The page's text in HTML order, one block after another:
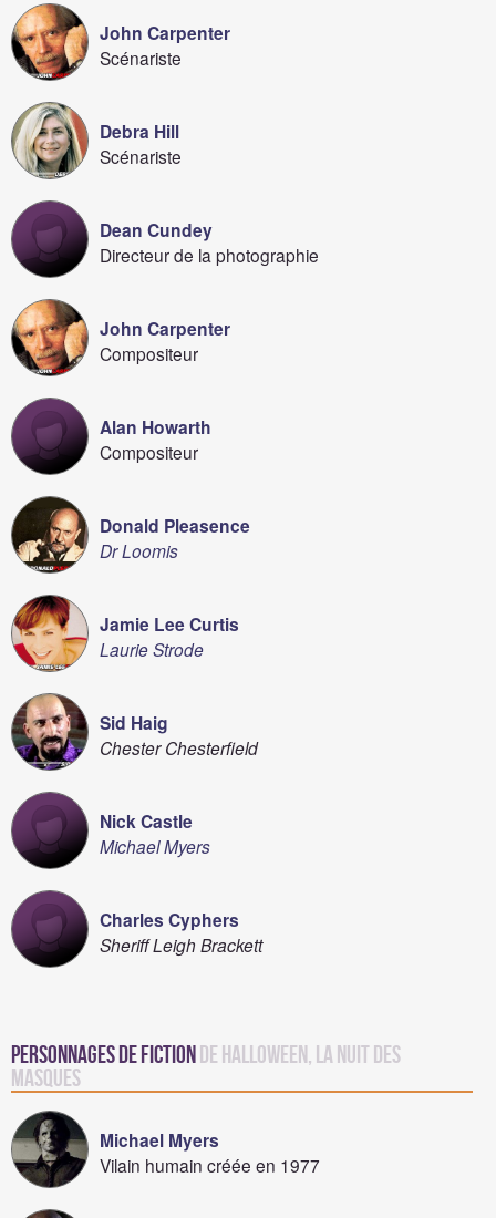
John Carpenter
Scénariste
Debra Hill
Scénariste
Dean Cundey
Directeur de la photographie
John Carpenter
Compositeur
Alan Howarth
Compositeur
Donald Pleasence
Dr Loomis
Jamie Lee Curtis
Laurie Strode
Sid Haig
Chester Chesterfield
Nick Castle
Michael Myers
Charles Cyphers
Sheriff Leigh Brackett
Personnages de fictionde Halloween, la nuit des
masques
Michael Myers
Vilain humain créée en 1977